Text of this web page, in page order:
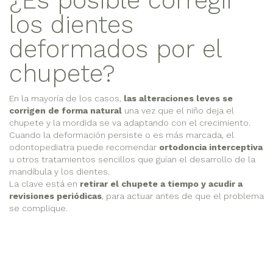
los dientes
deformados por el
chupete?
En la mayoría de los casos, las alteraciones leves se
corrigen de forma natural una vez que el niño deja el
chupete y la mordida se va adaptando con el crecimiento.
Cuando la deformación persiste o es más marcada, el
odontopediatra puede recomendar ortodoncia interceptiva
u otros tratamientos sencillos que guían el desarrollo de la
mandíbula y los dientes.
La clave está en retirar el chupete a tiempo y acudir a
revisiones periódicas, para actuar antes de que el problema
se complique.